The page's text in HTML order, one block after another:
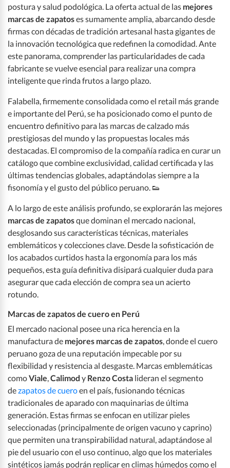
postura y salud podológica. La oferta actual de las mejores
marcas de zapatoses sumamente amplia, abarcando desde
firmas con décadas de tradición artesanal hasta gigantes de
la innovación tecnológica que redefinen la comodidad. Ante
este panorama, comprender las particularidades de cada
fabricante se vuelve esencial para realizar una compra
inteligente que rinda frutos a largo plazo.
Falabella, firmemente consolidada como el retail más grande
e importante del Perú, se ha posicionado como el punto de
encuentro definitivo para las marcas de calzado más
prestigiosas del mundo y las propuestas locales más
destacadas. El compromiso de la compañía radica en curar un
catálogo que combine exclusividad, calidad certificada y las
últimas tendencias globales, adaptándolas siempre a la
fisonomía y el gusto del público peruano. 👟
A lo largo de este análisis profundo, se explorarán las mejores
marcas de zapatosque dominan el mercado nacional,
desglosando sus características técnicas, materiales
emblemáticos y colecciones clave. Desde la sofisticación de
los acabados curtidos hasta la ergonomía para los más
pequeños, esta guía definitiva disipará cualquier duda para
asegurar que cada elección de compra sea un acierto
rotundo.
Marcas de zapatos de cuero en Perú
El mercado nacional posee una rica herencia en la
manufactura de mejores marcas de zapatos, donde el cuero
peruano goza de una reputación impecable por su
flexibilidad y resistencia al desgaste. Marcas emblemáticas
comoViale,Calimod y Renzo Costa lideran el segmento
dezapatos de cueroen el país, fusionando técnicas
tradicionales de aparado con maquinarias de última
generación. Estas firmas se enfocan en utilizar pieles
seleccionadas (principalmente de origen vacuno y caprino)
que permiten una transpirabilidad natural, adaptándose al
pie del usuario con el uso continuo, algo que los materiales
sintéticos jamás podrán replicar en climas húmedos como el